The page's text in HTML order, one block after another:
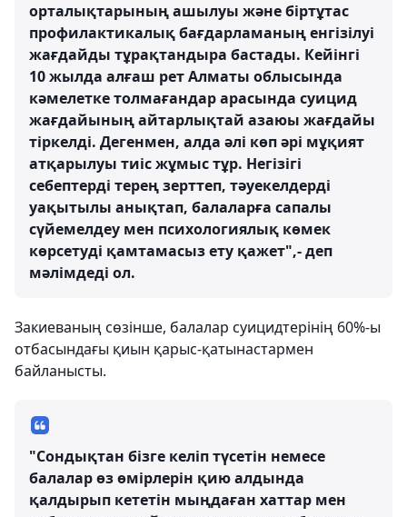
орталықтарының ашылуы және біртұтас
профилактикалық бағдарламаның енгізілуі
жағдайды тұрақтандыра бастады. Кейінгі
10 жылда алғаш рет Алматы облысында
кәмелетке толмағандар арасында суицид
жағдайының айтарлықтай азаюы жағдайы
тіркелді. Дегенмен, алда әлі көп әрі мұқият
атқарылуы тиіс жұмыс тұр. Негізігі
себептерді терең зерттеп, тәуекелдерді
уақытылы анықтап, балаларға сапалы
сүйемелдеу мен психологиялық көмек
көрсетуді қамтамасыз ету қажет",- деп
мәлімдеді ол.
Закиеваның сөзінше, балалар суицидтерінің 60%-ы
отбасындағы қиын қарыс-қатынастармен
байланысты.
"Сондықтан бізге келіп түсетін немесе
балалар өз өмірлерін қию алдында
қалдырып кететін мыңдаған хаттар мен